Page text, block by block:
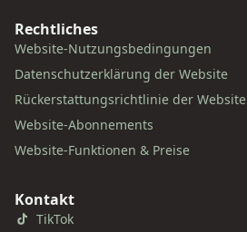
Rechtliches
Website-Nutzungsbedingungen
Datenschutzerklärung der Website
Rückerstattungsrichtlinie der Website
Website-Abonnements
Website-Funktionen & Preise
Kontakt
TikTok